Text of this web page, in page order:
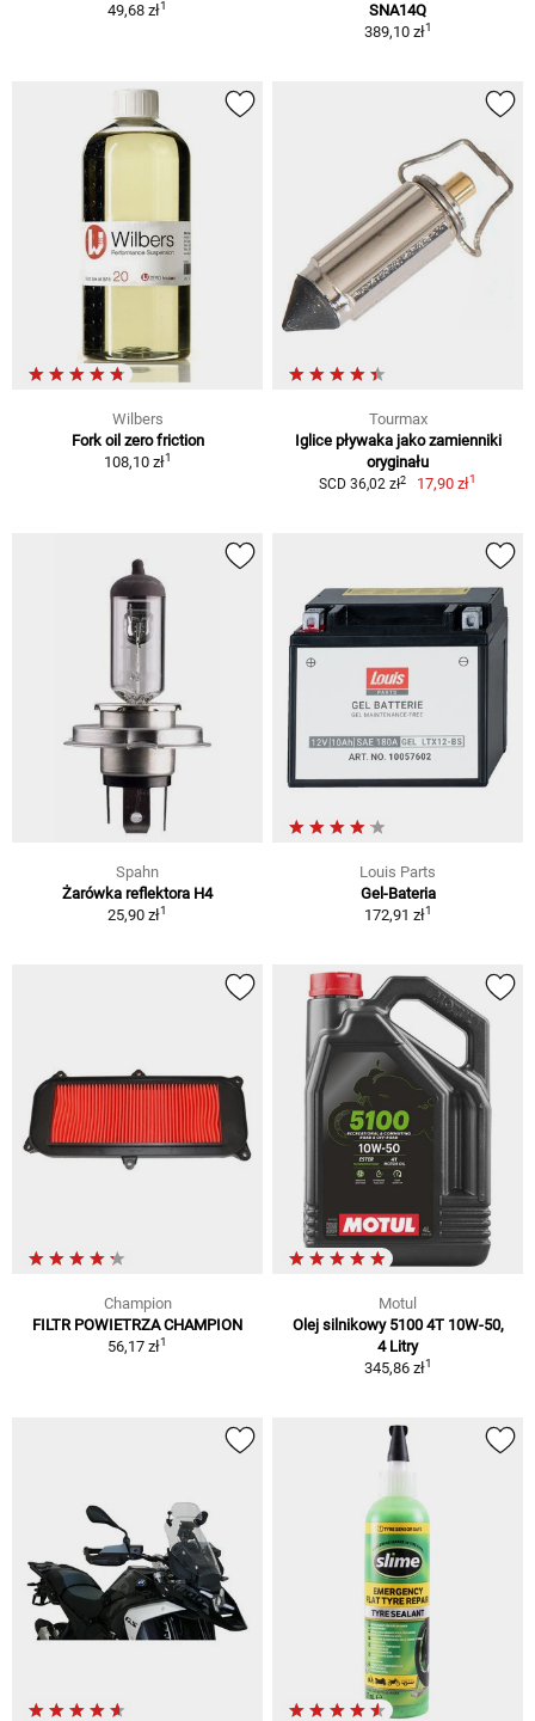
49,68 zł1
SNA14Q
389,10 zł1
Wilbers
Fork oil zero friction
108,10 zł1
Tourmax
Iglice pływaka jako zamienniki
oryginału
SCD 36,02 zł2 17,90 zł1
Spahn
Żarówka reflektora H4
25,90 zł1
Louis Parts
Gel-Bateria
172,91 zł1
Champion
FILTR POWIETRZA CHAMPION
56,17 zł1
Motul
Olej silnikowy 5100 4T 10W-50,
4 Litry
345,86 zł1